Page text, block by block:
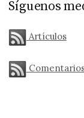
Síguenos
Artículos